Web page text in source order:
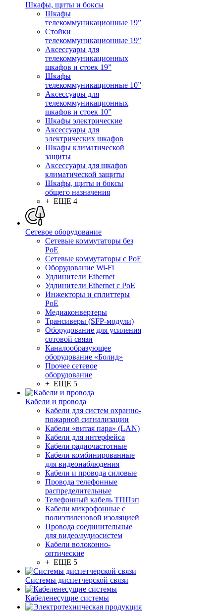
Шкафы, щиты и боксы
Шкафы
телекоммуникационные 19”
Стойки
телекоммуникационные 19”
Аксессуары для
телекоммуникационных
шкафов и стоек 19”
Шкафы
телекоммуникационные 10”
Аксессуары для
телекоммуникационных
шкафов и стоек 10”
Шкафы электрические
Аксессуары для
электрических шкафов
Шкафы климатической
защиты
Аксессуары для шкафов
климатической защиты
Шкафы, щиты и боксы
общего назначения
+ ЕЩЕ 4
Сетевое оборудование
Сетевые коммутаторы без
PoE
Сетевые коммутаторы с PoE
Оборудование Wi-Fi
Удлинители Ethernet
Удлинители Ethernet с PoE
Инжекторы и сплиттеры
PoE
Медиаконвертеры
Трансиверы (SFP-модули)
Оборудование для усиления
сотовой связи
Каналообразующее
оборудование «Болид»
Прочее сетевое
оборудование
+ ЕЩЕ 5
Кабели и провода
Кабели для систем охранно-
пожарной сигнализации
Кабели «витая пара» (LAN)
Кабели для интерфейса
Кабели радиочастотные
Кабели комбинированные
для видеонаблюдения
Кабели и провода силовые
Провода телефонные
распределительные
Телефонный кабель ТППэп
Кабели микрофонные с
полиэтиленовой изоляцией
Провода соединительные
для видео/аудиосистем
Кабели волоконно-
оптические
+ ЕЩЕ 5
Системы диспетчерской связи
Кабеленесущие системы